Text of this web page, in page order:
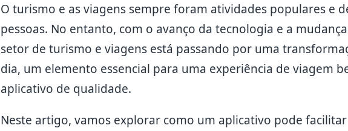
O turismo e as viagens sempre foram atividades populares e
pessoas. No entanto, com o avanço da tecnologia e a
setor de turismo e viagens está passando por uma
dia, um elemento essencial para uma experiência de viagem
aplicativo de qualidade.
Neste artigo, vamos explorar como um aplicativo pode